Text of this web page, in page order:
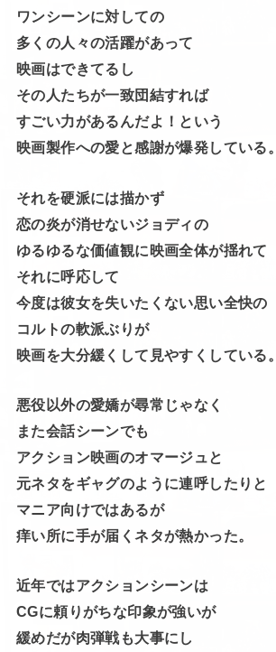
ワンシーンに対しての
多くの人々の活躍があって
映画はできてるし
その人たちが一致団結すれば
すごい力があるんだよ！という
映画製作への愛と感謝が爆発している。
それを硬派には描かず
恋の炎が消せないジョディの
ゆるゆるな価値観に映画全体が揺れて
それに呼応して
今度は彼女を失いたくない思い全快の
コルトの軟派ぶりが
映画を大分緩くして見やすくしている。
悪役以外の愛嬌が尋常じゃなく
また会話シーンでも
アクション映画のオマージュと
元ネタをギャグのように連呼したりと
マニア向けではあるが
痒い所に手が届くネタが熱かった。
近年ではアクションシーンは
CGに頼りがちな印象が強いが
緩めだが肉弾戦も大事にし